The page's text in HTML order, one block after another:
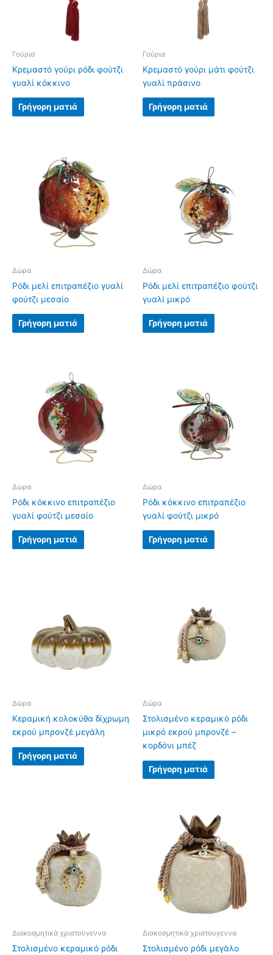
Γούρια
Κρεμαστό γούρι ρόδι φούτζι
γυαλί κόκκινο
Γρήγορη ματιά
Γούρια
Κρεμαστό γούρι μάτι φούτζι
γυαλί πράσινο
Γρήγορη ματιά
Δώρα
Ρόδι μελί επιτραπέζιο γυαλί
φούτζι μεσαίο
Γρήγορη ματιά
Δώρα
Ρόδι μελί επιτραπέζιο φούτζι
γυαλί μικρό
Γρήγορη ματιά
Δώρα
Ρόδι κόκκινο επιτραπέζιο
γυαλί φούτζι μεσαίο
Γρήγορη ματιά
Δώρα
Ρόδι κόκκινο επιτραπέζιο
γυαλί φούτζι μικρό
Γρήγορη ματιά
Δώρα
Κεραμική κολοκύθα δίχρωμη
εκρού μπρονζέ μεγάλη
Γρήγορη ματιά
Δώρα
Στολισμένο κεραμικό ρόδι
μικρό εκρού μπρονζέ –
κορδόνι μπέζ
Γρήγορη ματιά
Διακοσμητικά χριστουγεννα
Στολισμένο κεραμικό ρόδι
Διακοσμητικά χριστουγεννα
Στολισμένο ρόδι μεγάλο